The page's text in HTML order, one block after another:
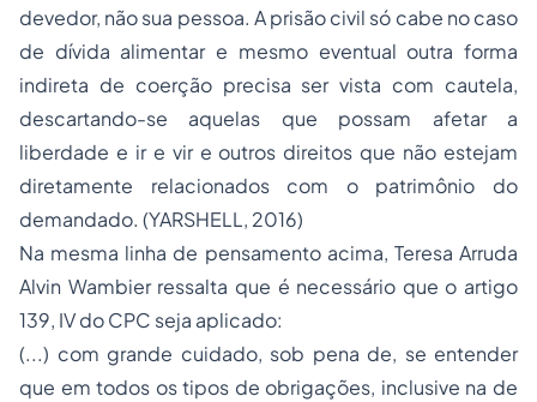
devedor, não sua pessoa. A prisão civil só cabe no caso
de dívida alimentar e mesmo eventual outra forma
indireta de coerção precisa ser vista com cautela,
descartando-se aquelas que possam afetar a
liberdade e ir e vir e outros direitos que não estejam
diretamente relacionados com o patrimônio do
demandado. (YARSHELL, 2016)
Na mesma linha de pensamento acima, Teresa Arruda
Alvin Wambier ressalta que é necessário que o artigo
139, IV do CPC seja aplicado:
(...) com grande cuidado, sob pena de, se entender
que em todos os tipos de obrigações, inclusive na de